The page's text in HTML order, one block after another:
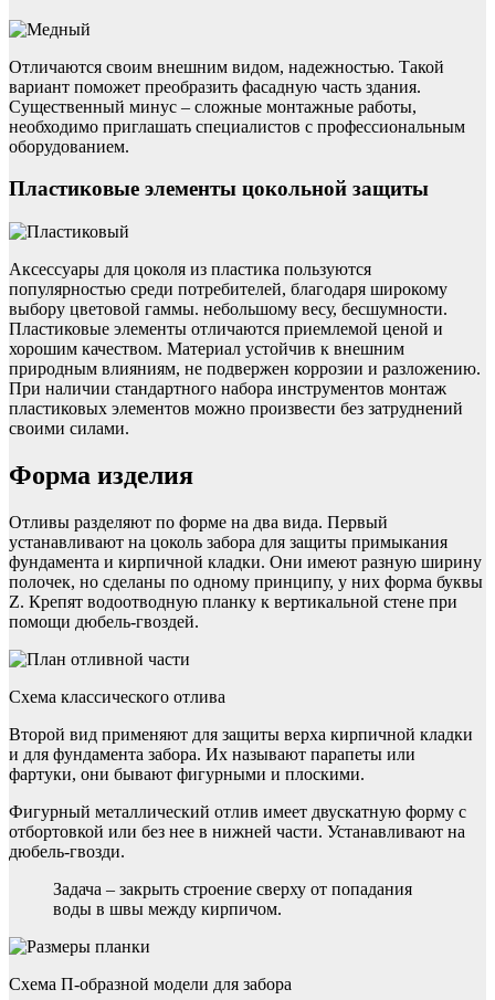
Отличаются своим внешним видом, надежностью. Такой
вариант поможет преобразить фасадную часть здания.
Существенный минус – сложные монтажные работы,
необходимо приглашать специалистов с профессиональным
оборудованием.
Пластиковые элементы цокольной защиты
Аксессуары для цоколя из пластика пользуются
популярностью среди потребителей, благодаря широкому
выбору цветовой гаммы. небольшому весу, бесшумности.
Пластиковые элементы отличаются приемлемой ценой и
хорошим качеством. Материал устойчив к внешним
природным влияниям, не подвержен коррозии и разложению.
При наличии стандартного набора инструментов монтаж
пластиковых элементов можно произвести без затруднений
своими силами.
Форма изделия
Отливы разделяют по форме на два вида. Первый
устанавливают на цоколь забора для защиты примыкания
фундамента и кирпичной кладки. Они имеют разную ширину
полочек, но сделаны по одному принципу, у них форма буквы
Z. Крепят водоотводную планку к вертикальной стене при
помощи дюбель-гвоздей.
Схема классического отлива
Второй вид применяют для защиты верха кирпичной кладки
и для фундамента забора. Их называют парапеты или
фартуки, они бывают фигурными и плоскими.
Фигурный металлический отлив имеет двускатную форму с
отбортовкой или без нее в нижней части. Устанавливают на
дюбель-гвозди.
Задача – закрыть строение сверху от попадания
воды в швы между кирпичом.
Схема П-образной модели для забора